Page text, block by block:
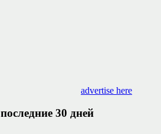
advertise here
30 дней